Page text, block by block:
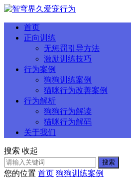
首页
正向训练
无惩罚引导方法
激励训练技巧
行为案例
狗狗训练案例
猫咪行为改善案例
行为解析
狗狗行为解读
猫咪行为解码
关于我们
搜索 收起
搜索
您的位置 首页 狗狗训练案例